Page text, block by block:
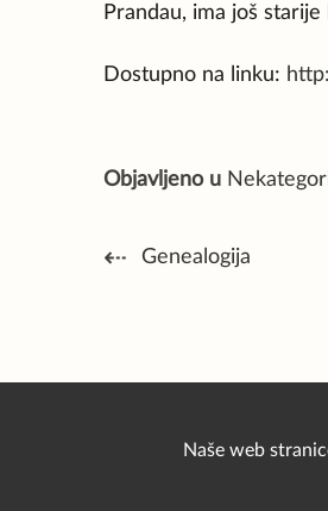
Prandau, ima još
Dostupno na linku:
Objavljeno u
Navigacija
Genealogija
Naše web